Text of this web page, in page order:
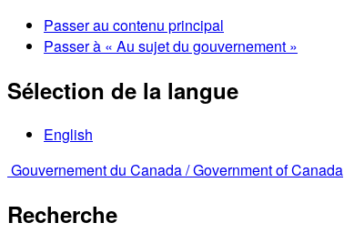
Passer au contenu principal
Passer à « Au sujet du gouvernement »
Sélection de la langue
English
Gouvernement du Canada /Government of Canada
Recherche